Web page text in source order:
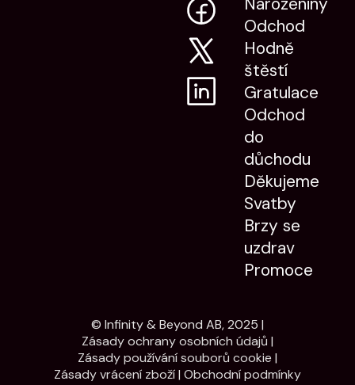
Odchod
Hodně
štěstí
Gratulace
Odchod
do
důchodu
Děkujeme
Svatby
Brzy se
uzdrav
Promoce
© Infinity & Beyond AB, 2025 |
Zásady ochrany osobních údajů |
Zásady používání souborů cookie |
Zásady vrácení zboží| Obchodní podmínky